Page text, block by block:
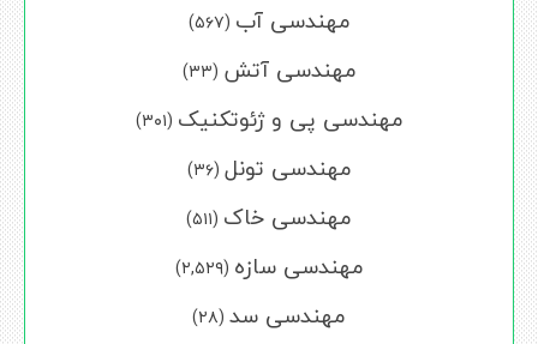
مهندسی آب (۵۶۷)
مهندسی آتش (۳۳)
مهندسی پی و ژئوتکنیک (۳۰۱)
مهندسی تونل (۳۶)
مهندسی خاک (۵۱۱)
مهندسی سازه (۲,۵۲۹)
مهندسی سد (۲۸)